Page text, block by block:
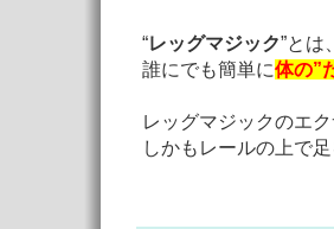
“レッグマジック”とは、
誰にでも簡単に体の”
レッグマジックのエ